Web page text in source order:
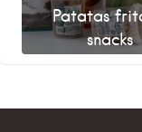
Patatas
snacks